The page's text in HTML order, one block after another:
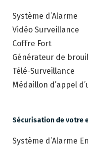
Système d’Alarme
Vidéo Surveillance
Coffre Fort
Générateur de
Télé-Surveillance
Médaillon d’appel
Sécurisation de votre
Système d’Alarme